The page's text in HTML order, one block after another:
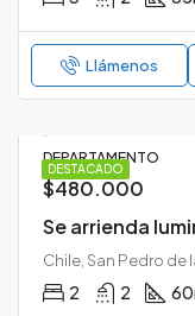
Llámenos
DESTACADO
DEPARTAMENTO
$480.000
Chile, San Pedro de
2 2 60